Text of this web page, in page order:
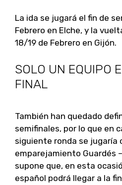
La ida se jugará el fin de
Febrero en Elche, y la
18/19 de Febrero en Gijón.
SOLO UN EQUIPO
FINAL
También han quedado
semifinales, por lo que en
siguiente ronda se jugaría
emparejamiento Guardés
supone que, en esta
español podrá llegar a la